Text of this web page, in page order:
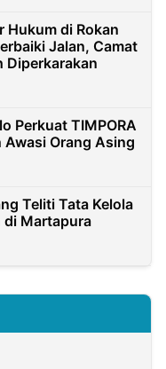
Hukum di Rokan
Jalan, Camat
Diperkarakan
Perkuat TIMPORA
Awasi Orang Asing
Teliti Tata Kelola
di Martapura